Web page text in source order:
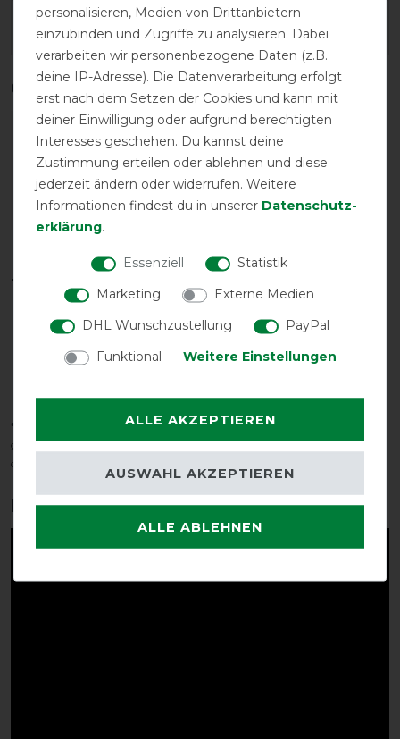
Wasch- und Pflegehinweis
Qualitätsstufen
Temperaturbereich in °C*
*Der tatsächliche Temperaturbereich hängt von vielen Faktoren ab, u. a. -
geschoren/ungeschoren - Sonnenschein - Feuchtigkeit - Wind - Aktivität
des Pferdes
Produktvideo:
personalisieren, Medien von Drittanbietern
einzubinden und Zugriffe zu analysieren. Dabei
verarbeiten wir personenbezogene Daten (z.B.
deine IP-Adresse). Die Datenverarbeitung erfolgt
erst nach dem Setzen der Cookies und kann mit
deiner Einwilligung oder aufgrund berechtigten
Interesses geschehen. Du kannst deine
Zustimmung erteilen oder ablehnen und diese
jederzeit ändern oder widerrufen. Weitere
Informationen findest du in unserer Daten­schutz­
erklärung.
Essenziell
Statistik
Marketing
Externe Medien
DHL Wunschzustellung
PayPal
Funktional
Weitere Einstellungen
ALLE AKZEPTIEREN
ALLE ABLEHNEN
AUSWAHL AKZEPTIEREN